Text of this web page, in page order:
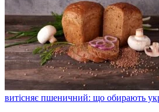
витісняє пшеничний: що обирають